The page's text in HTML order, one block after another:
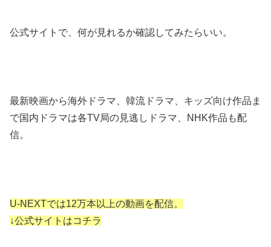
公式サイトで、何が見れるか確認してみたらいい。
最新映画から海外ドラマ、韓流ドラマ、キッズ向け作品ま
で国内ドラマは各TV局の見逃しドラマ、NHK作品も配
信。
U-NEXTでは12万本以上の動画を配信。
↓公式サイトはコチラ